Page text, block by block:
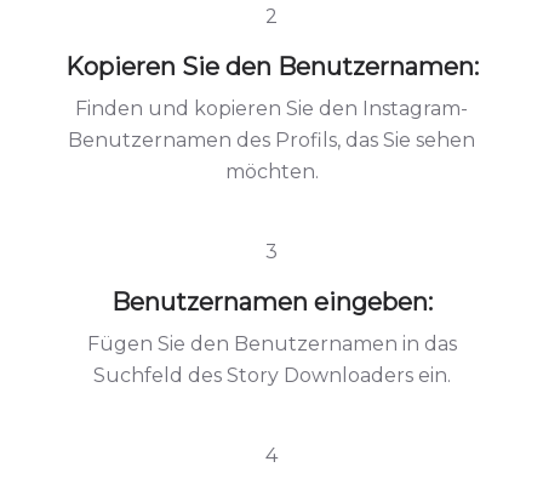
2
Kopieren Sie den Benutzernamen:
Finden und kopieren Sie den Instagram-
Benutzernamen des Profils, das Sie sehen
möchten.
3
Benutzernamen eingeben:
Fügen Sie den Benutzernamen in das
Suchfeld des Story Downloaders ein.
4